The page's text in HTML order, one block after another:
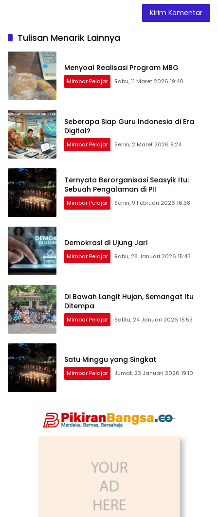
Tulisan Menarik Lainnya
Menyoal Realisasi Program MBG
Mimbar Pelajar Rabu, 11 Maret 2026 19:40
Seberapa Siap Guru Indonesia di Era
Digital?
Mimbar Pelajar Senin, 2 Maret 2026 8:24
Ternyata Berorganisasi Seasyik Itu:
Sebuah Pengalaman di PII
Mimbar Pelajar Senin, 9 Februari 2026 16:38
Demokrasi di Ujung Jari
Mimbar Pelajar Rabu, 28 Januari 2026 15:43
Di Bawah Langit Hujan, Semangat Itu
Ditempa
Mimbar Pelajar Sabtu, 24 Januari 2026 15:53
Satu Minggu yang Singkat
Mimbar Pelajar Jumat, 23 Januari 2026 19:10